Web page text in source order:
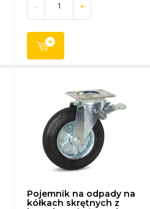
- +
Pojemnik na odpady na
kółkach skrętnych z